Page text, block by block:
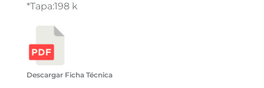
*Tapa:198 k
Descargar Ficha Técnica